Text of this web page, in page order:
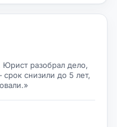
Юрист разобрал дело,
снизили до 5 лет,